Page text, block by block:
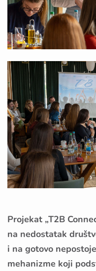
Projekat „T2B
na nedostatak
i na gotovo
mehanizme koji